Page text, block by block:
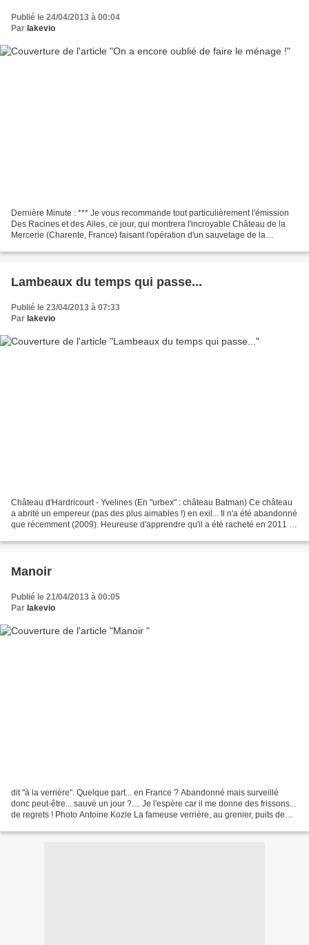
Publié le 24/04/2013 à 00:04
Par lakevio
Dernière Minute : *** Je vous recommande tout particulièrement l'émission
Des Racines et des Ailes, ce jour, qui montrera l'incroyable Château de la
Mercerie (Charente, France) faisant l'opération d'un sauvetage de la
Lambeaux du temps qui passe...
Publié le 23/04/2013 à 07:33
Par lakevio
Château d'Hardricourt - Yvelines (En "urbex" : château Batman) Ce château
a abrité un empereur (pas des plus aimables !) en exil... Il n'a été abandonné
que récemment (2009). Heureuse d'apprendre qu'il a été racheté en 2011 !
Manoir
Publié le 21/04/2013 à 00:05
Par lakevio
dit "à la verrière". Quelque part... en France ? Abandonné mais surveillé
donc peut-être... sauvé un jour ?.... Je l'espère car il me donne des frissons...
de regrets ! Photo Antoine Kozle La fameuse verrière, au grenier, puits de